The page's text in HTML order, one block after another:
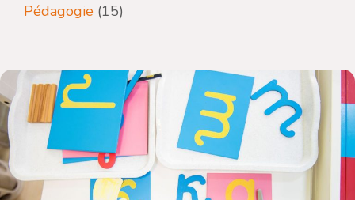
Pédagogie (15)